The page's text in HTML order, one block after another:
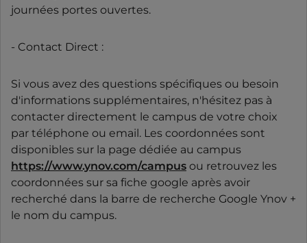
journées portes ouvertes.
- Contact Direct :
Si vous avez des questions spécifiques ou besoin
d'informations supplémentaires, n'hésitez pas à
contacter directement le campus de votre choix
par téléphone ou email. Les coordonnées sont
disponibles sur la page dédiée au campus
https://www.ynov.com/campus ou retrouvez les
coordonnées sur sa fiche google après avoir
recherché dans la barre de recherche Google Ynov +
le nom du campus.